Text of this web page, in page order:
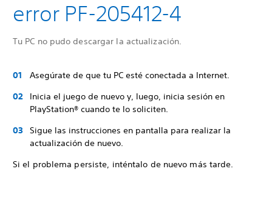
error PF-205412-4
Tu PC no pudo descargar la actualización.
Asegúrate de que tu PC esté conectada a Internet.
Inicia el juego de nuevo y, luego, inicia sesión en
PlayStation® cuando te lo soliciten.
Sigue las instrucciones en pantalla para realizar la
actualización de nuevo.
Si el problema persiste, inténtalo de nuevo más tarde.